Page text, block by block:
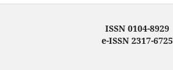
ISSN 0104-8929
e-ISSN 2317-6725